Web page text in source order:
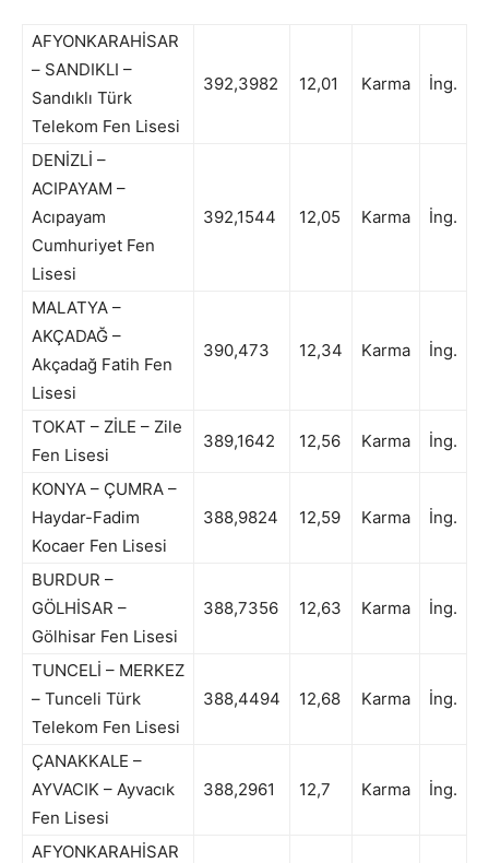
AFYONKARAHİSAR
– SANDIKLI –
Sandıklı Türk
Telekom Fen Lisesi
392,3982 12,01 Karma İng.
DENİZLİ –
ACIPAYAM –
Acıpayam
Cumhuriyet Fen
Lisesi
392,1544 12,05 Karma İng.
MALATYA –
AKÇADAĞ –
Akçadağ Fatih Fen
Lisesi
390,473 12,34 Karma İng.
TOKAT – ZİLE – Zile
Fen Lisesi
389,1642 12,56 Karma İng.
KONYA – ÇUMRA –
Haydar-Fadim
Kocaer Fen Lisesi
388,9824 12,59 Karma İng.
BURDUR –
GÖLHİSAR –
Gölhisar Fen Lisesi
388,7356 12,63 Karma İng.
TUNCELİ – MERKEZ
– Tunceli Türk
Telekom Fen Lisesi
388,4494 12,68 Karma İng.
ÇANAKKALE –
AYVACIK – Ayvacık
Fen Lisesi
388,2961 12,7 Karma İng.
AFYONKARAHİSAR